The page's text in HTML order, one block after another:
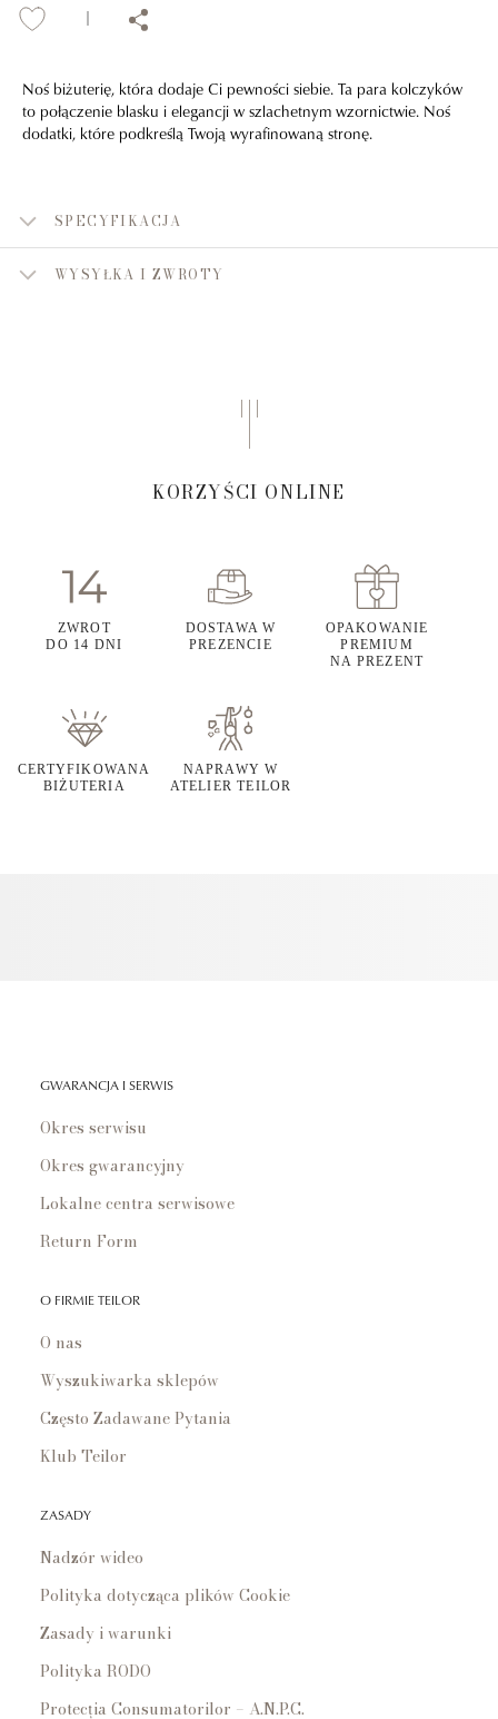
Noś biżuterię, która dodaje Ci pewności siebie. Ta para kolczyków
to połączenie blasku i elegancji w szlachetnym wzornictwie. Noś
dodatki, które podkreślą Twoją wyrafinowaną stronę.
SPECYFIKACJA
WYSYŁKA I ZWROTY
KORZYŚCI ONLINE
ZWROT
DO 14 DNI
DOSTAWA W
PREZENCIE
OPAKOWANIE
PREMIUM
NA PREZENT
CERTYFIKOWANA
BIŻUTERIA
NAPRAWY W
ATELIER TEILOR
GWARANCJA I SERWIS
Okres serwisu
Okres gwarancyjny
Lokalne centra serwisowe
Return Form
O FIRMIE TEILOR
O nas
Wyszukiwarka sklepów
Często Zadawane Pytania
Klub Teilor
ZASADY
Nadzór wideo
Polityka dotycząca plików Cookie
Zasady i warunki
Polityka RODO
Protecția Consumatorilor – A.N.P.C.